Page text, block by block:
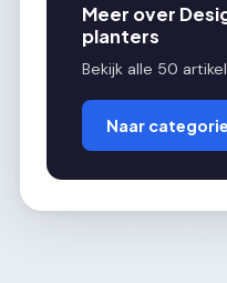
Meer over
planters
Bekijk alle 50
Naar